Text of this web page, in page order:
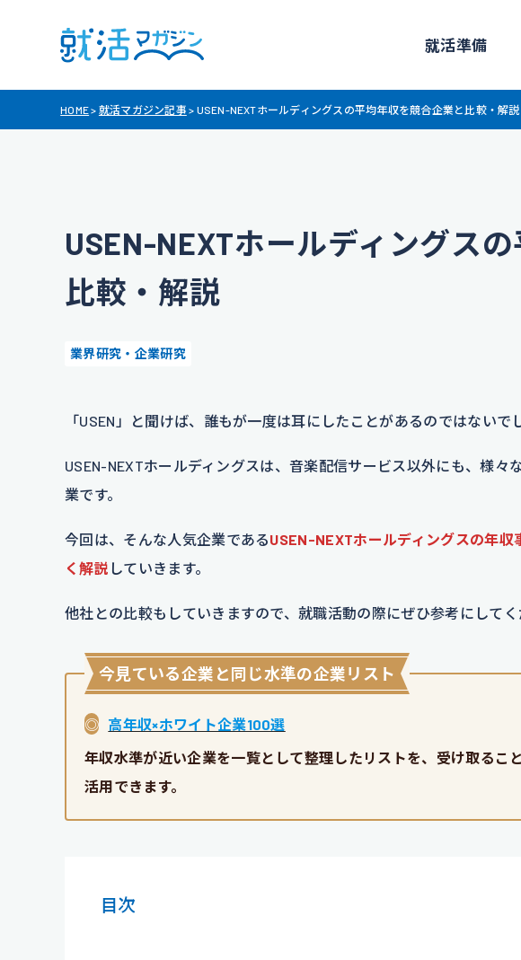
就活準備
HOME> 就活マガジン記事 > USEN-NEXTホールディングスの平均年収を競合企業と比較・解説
USEN-NEXTホールディングス
比較・解説
業界研究・企業研究
「USEN」と聞けば、誰もが一度は耳にしたことがあるのではないで
USEN-NEXTホールディングスは、音楽配信サービス以外にも、様
業です。
今回は、そんな人気企業であるUSEN-NEXTホールディングスの年
く解説 していきます。
他社との比較もしていきますので、就職活動の際にぜひ参考にしてく
今見ている企業と同じ水準の企業リスト
◎ 高年収×ホワイト企業100選
年収水準が近い企業を一覧として整理したリストを、受け取るこ
活用できます。
目次